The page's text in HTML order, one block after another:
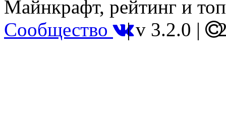
Майнкрафт, рейтинг и
Сообщество |v 3.2.0 |